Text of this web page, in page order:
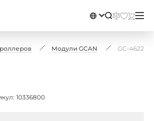
Модули GCAN GC-4622
10336800